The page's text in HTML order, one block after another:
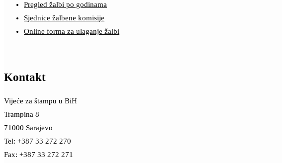
Pregled žalbi po godinama
Sjednice žalbene komisije
Online forma za ulaganje žalbi
Kontakt
Vijeće za štampu u BiH
Trampina 8
71000 Sarajevo
Tel: +387 33 272 270
Fax: +387 33 272 271